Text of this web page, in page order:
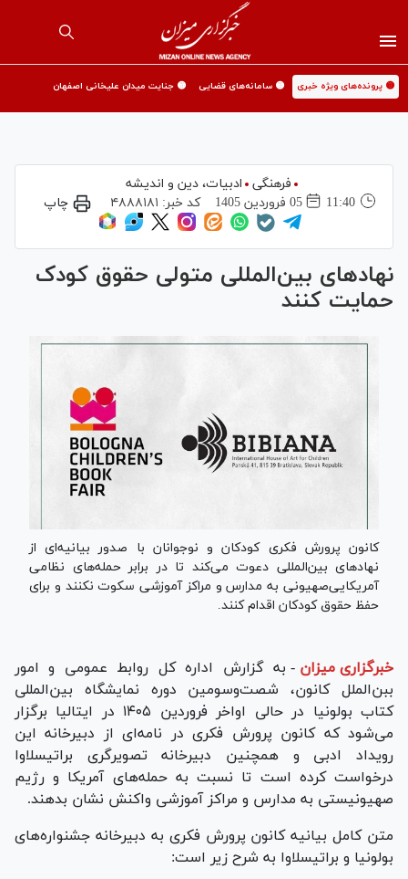
🟡 پرونده‌های ویژه خبری 🟡 سامانه‌های قضایی 🟡 جنایت میدان علیخانی اصفهان
فرهنگی
ادبیات، دین و اندیشه
11:40
05 فروردين 1405 کد خبر: ۴۸۸۸۱۸۱ چاپ
نهاد‌های بین‌المللی متولی حقوق کودک
حمایت کنند
کانون پرورش فکری کودکان و نوجوانان با صدور بیانیه‌ای از
نهاد‌های بین‌المللی دعوت می‌کند تا در برابر حمله‌های نظامی
آمریکایی‌صهیونی به مدارس و مراکز آموزشی سکوت نکنند و برای
حفظ حقوق کودکان اقدام کنند.
خبرگزاری میزان - به گزارش اداره کل روابط عمومی و امور
ببن‌الملل کانون، شصت‌وسومین دوره نمایشگاه بین‌المللی
کتاب بولونیا در حالی اواخر فروردین ۱۴۰۵ در ایتالیا برگزار
می‌شود که کانون پرورش فکری در نامه‌ای از دبیرخانه این
رویداد ادبی و همچنین دبیرخانه تصویرگری براتیسلاوا
درخواست کرده است تا نسبت به حمله‌های آمریکا و رژیم
صهیونیستی به مدارس و مراکز آموزشی واکنش نشان بدهند.
متن کامل بیانیه کانون پرورش فکری به دبیرخانه جشنواره‌های
بولونیا و براتیسلاوا به شرح زیر است: